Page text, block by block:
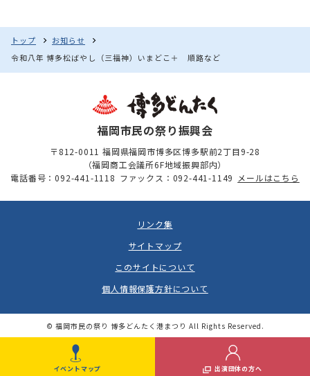
イベントマップ 出演団体の方へ
トップ
お知らせ
令和八年 博多松ばやし（三福神）いまどこ＋ 順路など
福岡市民の祭り振興会
〒812-0011 福岡県福岡市博多区博多駅前2丁目9-28
（福岡商工会議所6F地域振興部内）
電話番号：092-441-1118 ファックス：092-441-1149 メールはこちら
リンク集
サイトマップ
このサイトについて
個人情報保護方針について
© 福岡市民の祭り 博多どんたく港まつり All Rights Reserved.